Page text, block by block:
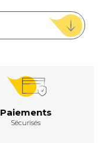
Paiements
Sécurisés